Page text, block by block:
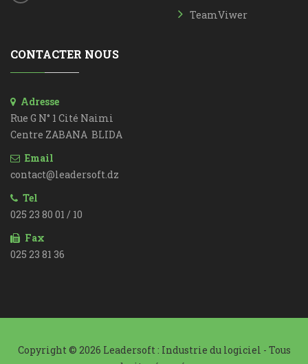
TeamViwer
CONTACTER NOUS
Adresse
Rue G N° 1 Cité Naimi
Centre ZABANA BLIDA
Email
contact@leadersoft.dz
Tel
025 23 80 01 / 10
Fax
025 23 81 36
Copyright © 2026 Leadersoft : Industrie du logiciel - Tous